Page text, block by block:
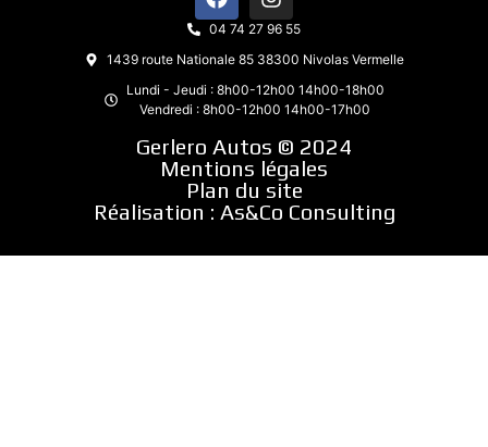
04 74 27 96 55
1439 route Nationale 85 38300 Nivolas Vermelle
Lundi - Jeudi : 8h00-12h00 14h00-18h00
Vendredi : 8h00-12h00 14h00-17h00
Gerlero Autos © 2024
Mentions légales
Plan du site
Réalisation : As&Co Consulting